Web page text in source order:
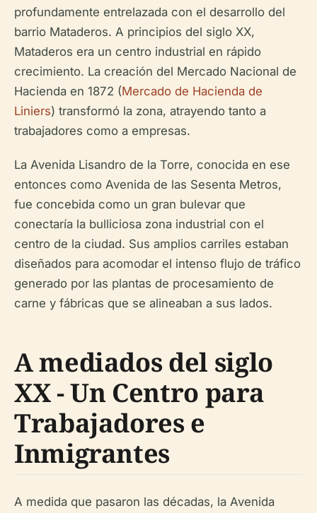
profundamente entrelazada con el desarrollo del
barrio Mataderos. A principios del siglo XX,
Mataderos era un centro industrial en rápido
crecimiento. La creación del Mercado Nacional de
Hacienda en 1872 (Mercado de Hacienda de
Liniers) transformó la zona, atrayendo tanto a
trabajadores como a empresas.
La Avenida Lisandro de la Torre, conocida en ese
entonces como Avenida de las Sesenta Metros,
fue concebida como un gran bulevar que
conectaría la bulliciosa zona industrial con el
centro de la ciudad. Sus amplios carriles estaban
diseñados para acomodar el intenso flujo de tráfico
generado por las plantas de procesamiento de
carne y fábricas que se alineaban a sus lados.
A mediados del siglo
XX - Un Centro para
Trabajadores e
Inmigrantes
A medida que pasaron las décadas, la Avenida